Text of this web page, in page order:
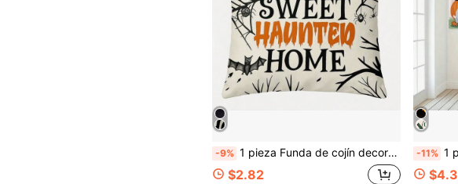
-9% 1 pieza Funda de cojín decorativa 2D con diseño de "Casa embrujada acogedora" de Halloween; hecha de poliéster suave y transpirable; adecuada para sofás y camas; perfecta para crear una atmósfera festiva de Halloween (inserto de cojín no incluido).
$2.82
-11% 1 pieza Tapiz de